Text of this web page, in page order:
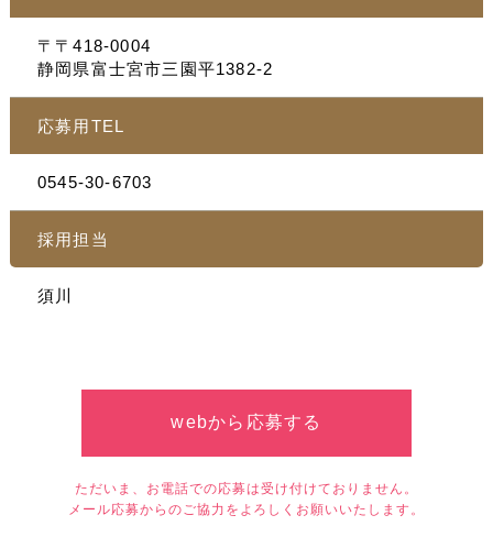
〒〒418-0004
静岡県富士宮市三園平1382-2
応募用TEL
0545-30-6703
採用担当
須川
webから応募する
ただいま、お電話での応募は受け付けておりません。
メール応募からのご協力をよろしくお願いいたします。